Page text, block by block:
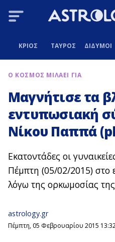
ΚΡΙΟΣ ΤΑΥΡΟΣ ΔΙΔΥΜΟΙ
Ο ΚΟΣΜΟΣ ΜΙΛΑΕΙ ΓΙΑ
Μαγνήτισε τα
εντυπωσιακή
Νίκου Παππά
Εκατοντάδες οι
Πέμπτη (05/02/2015) στο
λόγω της ορκωμοσίας
astrology.gr
Πέμπτη, 05 Φεβρουαρίου 2015